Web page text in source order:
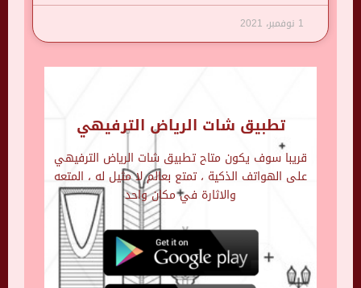
1 نوفمبر، 2021
تطبيق شات الرياض الترفيهي
قريبا سوف يكون متاح تطبيق شات الرياض الترفيهي
على الهواتف الذكية ، تمتع بعالم لا مثيل له ، المتعه
والاثارة في مكان واحد